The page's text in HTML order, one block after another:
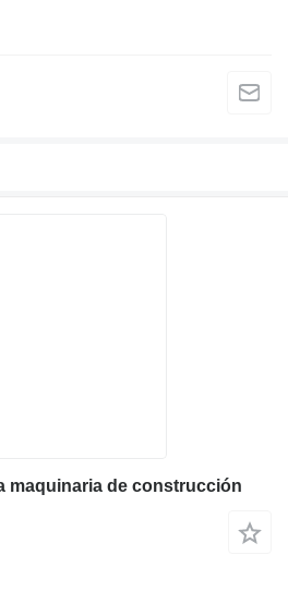
maquinaria de construcción